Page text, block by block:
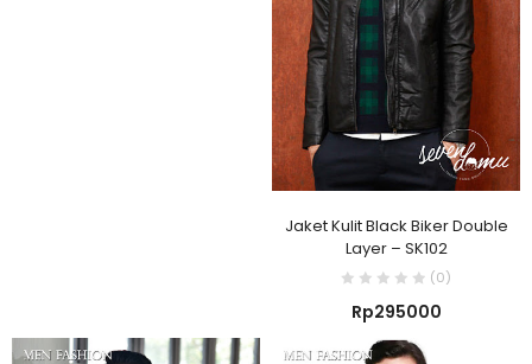
Jaket Kulit Black Biker Double
Layer – SK102
(0)
Rp295000